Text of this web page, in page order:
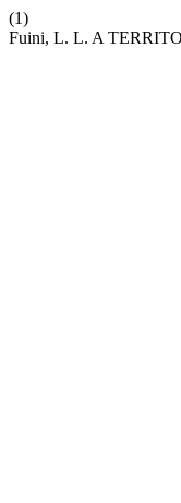
(1)
Fuini, L. L. A